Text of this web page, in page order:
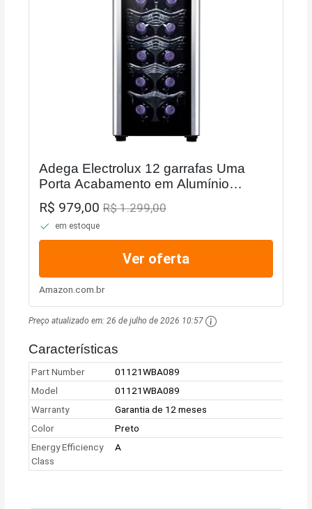
Adega Electrolux 12 garrafas Uma
Porta Acabamento em Alumínio
(ACB12)
R$ 979,00R$ 1.299,00
em estoque
Ver oferta
Amazon.com.br
Preço atualizado em:26 de julho de 2026 10:57
Características
Part Number
01121WBA089
Model
01121WBA089
Warranty
Garantia de 12 meses
Color
Preto
Energy Efficiency
Class
A